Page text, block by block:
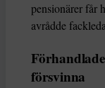
pensionärer får
avrådde
försvinna